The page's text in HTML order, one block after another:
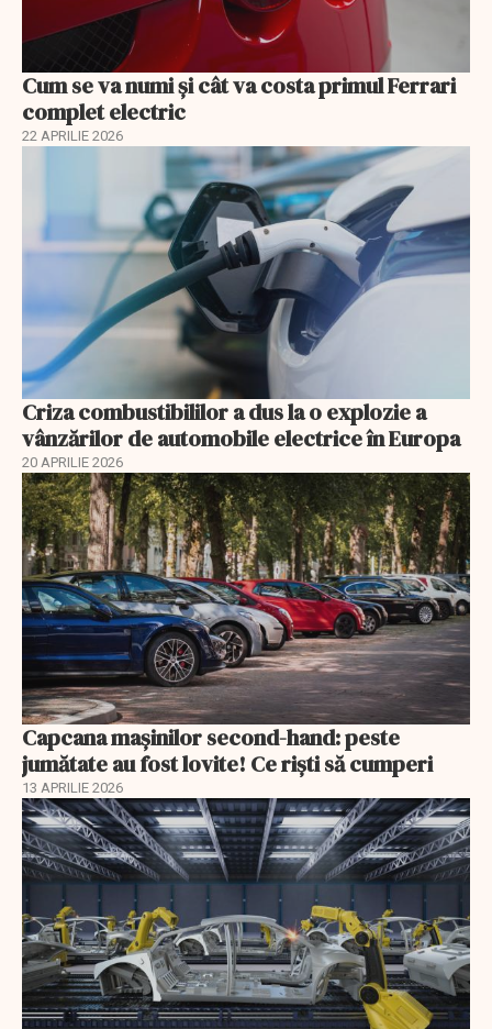
Cum se va numi şi cât va costa primul Ferrari
complet electric
22 APRILIE 2026
Criza combustibililor a dus la o explozie a
vânzărilor de automobile electrice în Europa
20 APRILIE 2026
Capcana mașinilor second-hand: peste
jumătate au fost lovite! Ce riști să cumperi
13 APRILIE 2026